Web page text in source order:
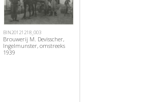
BIN20121218_003
Brouwerij M. Devisscher,
Ingelmunster, omstreeks
1939